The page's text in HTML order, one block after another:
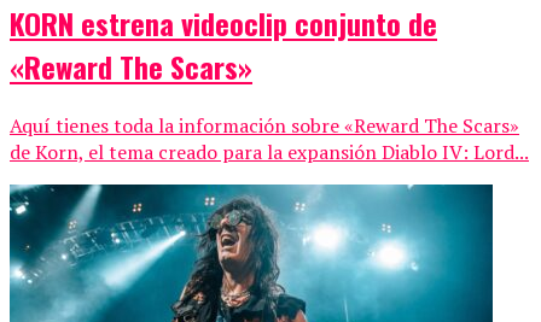
KORN estrena videoclip conjunto de
«Reward The Scars»
Aquí tienes toda la información sobre «Reward The Scars»
de Korn, el tema creado para la expansión Diablo IV: Lord...